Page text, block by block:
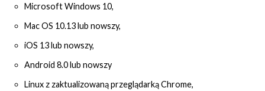
Microsoft Windows 10,
Mac OS 10.13 lub nowszy,
iOS 13 lub nowszy,
Android 8.0 lub nowszy
Linux z zaktualizowaną przeglądarką Chrome,